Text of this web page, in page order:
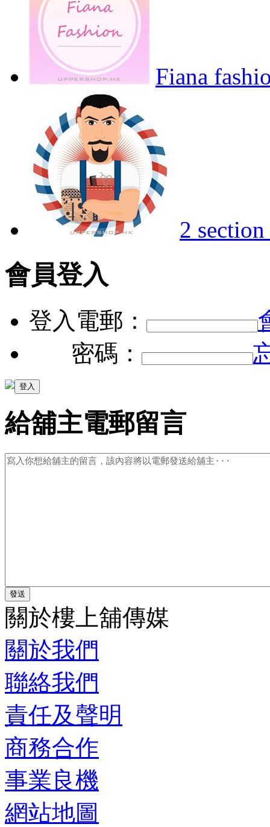
Fiana
2
會員登入
登入電郵：
密碼：
給舖主電郵留言
關於樓上舖傳媒
關於我們
聯絡我們
責任及聲明
商務合作
事業良機
網站地圖